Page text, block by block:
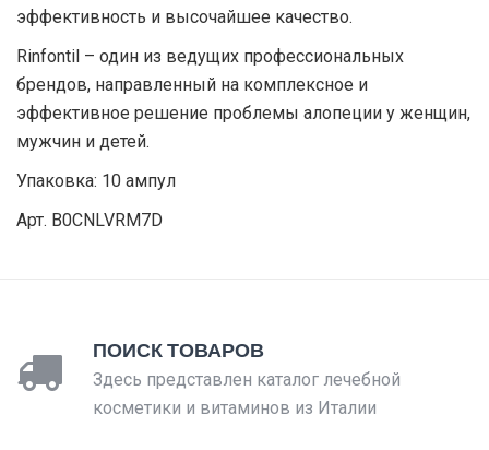
эффективность и высочайшее качество.
Rinfontil – один из ведущих профессиональных
брендов, направленный на комплексное и
эффективное решение проблемы алопеции у женщин,
мужчин и детей.
Упаковка: 10 ампул
Арт. B0CNLVRM7D
ПОИСК ТОВАРОВ
Здесь представлен каталог лечебной
косметики и витаминов из Италии